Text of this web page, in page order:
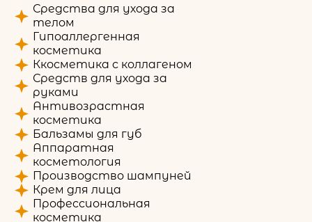
Средства для ухода за
телом
Гипоаллергенная
косметика
Ккосметика с коллагеном
Средств для ухода за
руками
Антивозрастная
косметика
Бальзамы для губ
Аппаратная
косметология
Производство шампуней
Крем для лица
Профессиональная
косметика